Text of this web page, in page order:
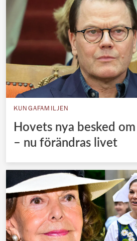
KUNGAFAMILJEN
Hovets nya besked
– nu förändras livet